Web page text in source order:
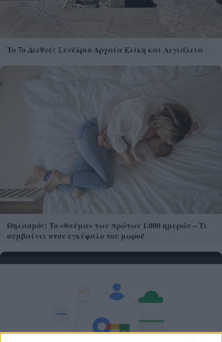
Το 7ο Διεθνές Συνέδριο Αρχαία Ελίκη και Αιγιάλεια
Θηλασμός: Το «θαύμα» των πρώτων 1.000 ημερών – Τι
συμβαίνει στον εγκέφαλο του μωρού